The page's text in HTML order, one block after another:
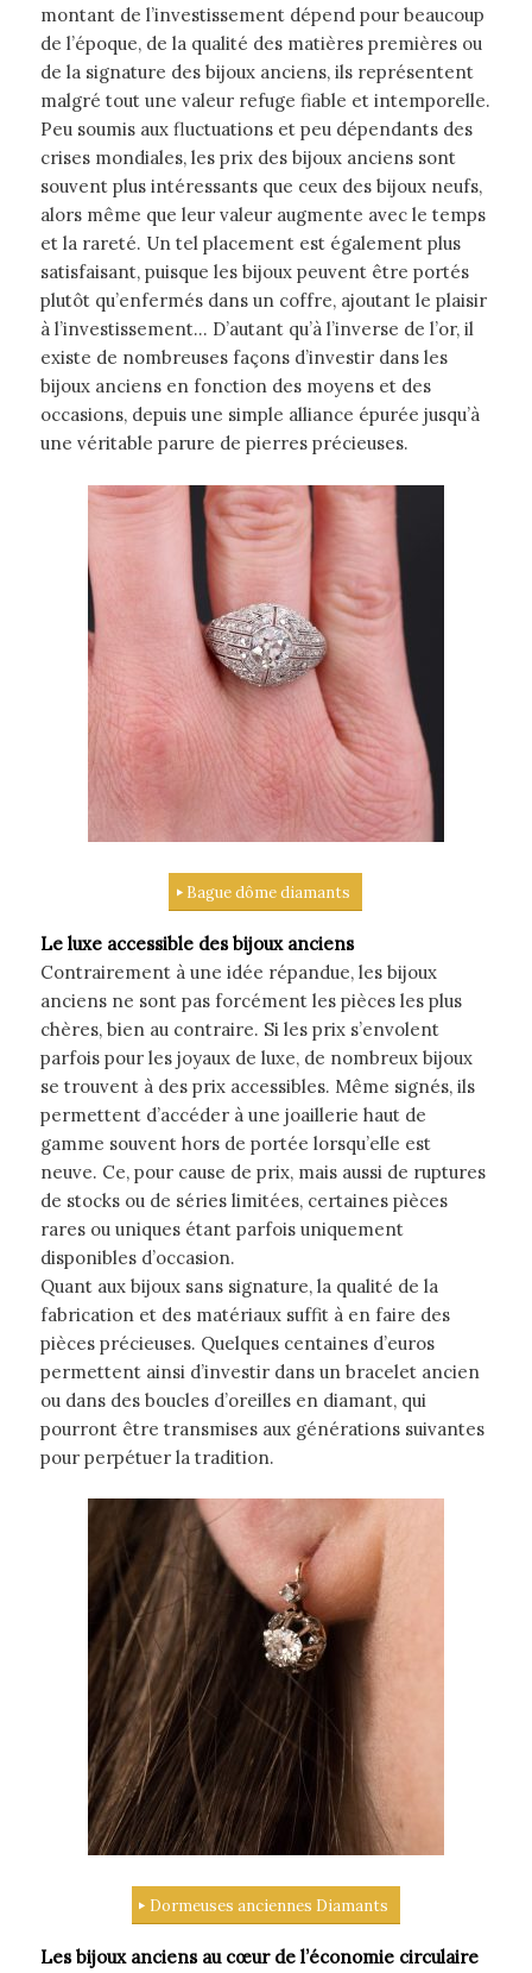
montant de l’investissement dépend pour beaucoup
de l’époque, de la qualité des matières premières ou
de la signature des bijoux anciens, ils représentent
malgré tout une valeur refuge fiable et intemporelle.
Peu soumis aux fluctuations et peu dépendants des
crises mondiales, les prix des bijoux anciens sont
souvent plus intéressants que ceux des bijoux neufs,
alors même que leur valeur augmente avec le temps
et la rareté. Un tel placement est également plus
satisfaisant, puisque les bijoux peuvent être portés
plutôt qu’enfermés dans un coffre, ajoutant le plaisir
à l’investissement… D’autant qu’à l’inverse de l’or, il
existe de nombreuses façons d’investir dans les
bijoux anciens en fonction des moyens et des
occasions, depuis une simple alliance épurée jusqu’à
une véritable parure de pierres précieuses.
Bague dôme diamants
Le luxe accessible des bijoux anciens
Contrairement à une idée répandue, les bijoux
anciens ne sont pas forcément les pièces les plus
chères, bien au contraire. Si les prix s’envolent
parfois pour les joyaux de luxe, de nombreux bijoux
se trouvent à des prix accessibles. Même signés, ils
permettent d’accéder à une joaillerie haut de
gamme souvent hors de portée lorsqu’elle est
neuve. Ce, pour cause de prix, mais aussi de ruptures
de stocks ou de séries limitées, certaines pièces
rares ou uniques étant parfois uniquement
disponibles d’occasion.
Quant aux bijoux sans signature, la qualité de la
fabrication et des matériaux suffit à en faire des
pièces précieuses. Quelques centaines d’euros
permettent ainsi d’investir dans un bracelet ancien
ou dans des boucles d’oreilles en diamant, qui
pourront être transmises aux générations suivantes
pour perpétuer la tradition.
Dormeuses anciennes Diamants
Les bijoux anciens au cœur de l’économie circulaire